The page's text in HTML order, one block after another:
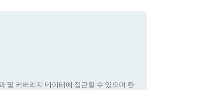
및 커버리지 데이터에 접근할 수 있으며 한